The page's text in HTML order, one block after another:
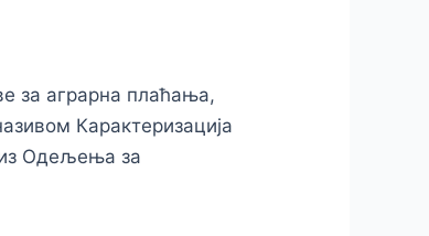
за аграрна плаћања,
Карактеризација
из Одељења за